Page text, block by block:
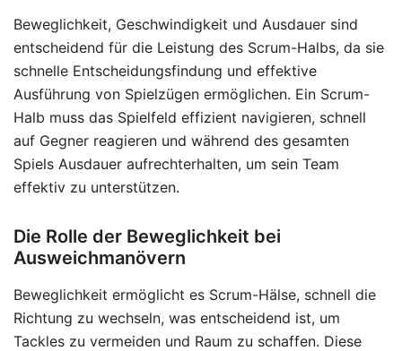
Beweglichkeit, Geschwindigkeit und Ausdauer sind
entscheidend für die Leistung des Scrum-Halbs, da sie
schnelle Entscheidungsfindung und effektive
Ausführung von Spielzügen ermöglichen. Ein Scrum-
Halb muss das Spielfeld effizient navigieren, schnell
auf Gegner reagieren und während des gesamten
Spiels Ausdauer aufrechterhalten, um sein Team
effektiv zu unterstützen.
Die Rolle der Beweglichkeit bei
Ausweichmanövern
Beweglichkeit ermöglicht es Scrum-Hälse, schnell die
Richtung zu wechseln, was entscheidend ist, um
Tackles zu vermeiden und Raum zu schaffen. Diese